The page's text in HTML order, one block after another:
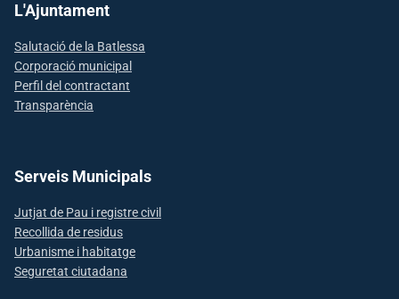
L'Ajuntament
Salutació de la Batlessa
Corporació municipal
Perfil del contractant
Transparència
Serveis Municipals
Jutjat de Pau i registre civil
Recollida de residus
Urbanisme i habitatge
Seguretat ciutadana